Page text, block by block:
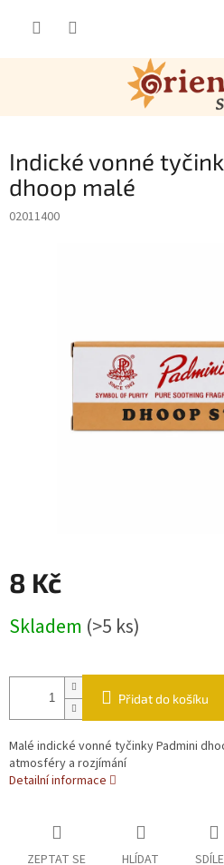
Indické vonné
dhoop malé
02011400
8 Kč
Skladem (>5 ks)
Přidat do košíku
Malé indické vonné tyčinky Padmini
atmosféry a rozjímání
Detailní informace
ZEPTAT SE HLÍDAT